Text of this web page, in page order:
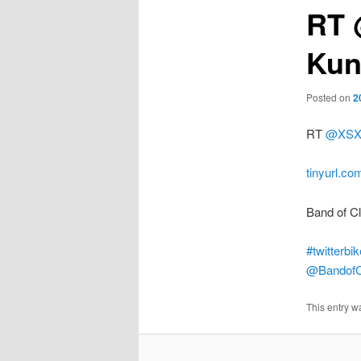
RT
Posted on
RT
Band of
This entry